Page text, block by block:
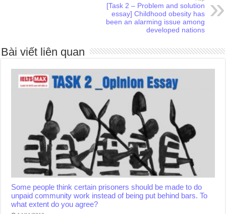
[Task 2 – Problem and solution
essay] Childhood obesity has
been an alarming issue among
developed nations
Bài viết liên quan
Some people think certain prisoners should be made to do
unpaid community work instead of being put behind bars. To
what extent do you agree?